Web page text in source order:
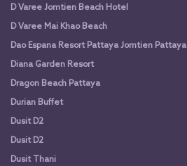
D Varee Jomtien Beach Hotel
D Varee Mai Khao Beach
Dao Espana Resort Pattaya Jomtien Pattaya
Diana Garden Resort
Dragon Beach Pattaya
Durian Buffet
Dusit D2
Dusit D2
Dusit Thani